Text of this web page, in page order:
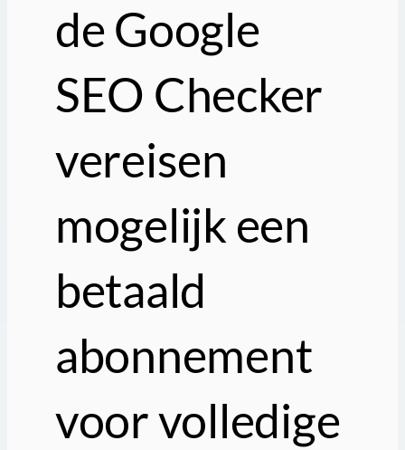
de Google
SEO Checker
vereisen
mogelijk een
betaald
abonnement
voor volledige